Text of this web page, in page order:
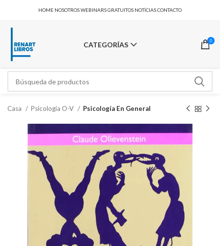
HOME NOSOTROSWEBINARS GRATUITOS NOTÍCIASCONTACTO
CATEGORÍAS 0
Casa Psicología O-V Psicología En General